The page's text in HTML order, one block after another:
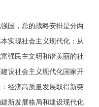
国，总的战略安排是分两
实现社会主义现代化；从
强民主文明和谐美丽的社
设社会主义现代化国家开
经济高质量发展取得新突
新发展格局和建设现代化